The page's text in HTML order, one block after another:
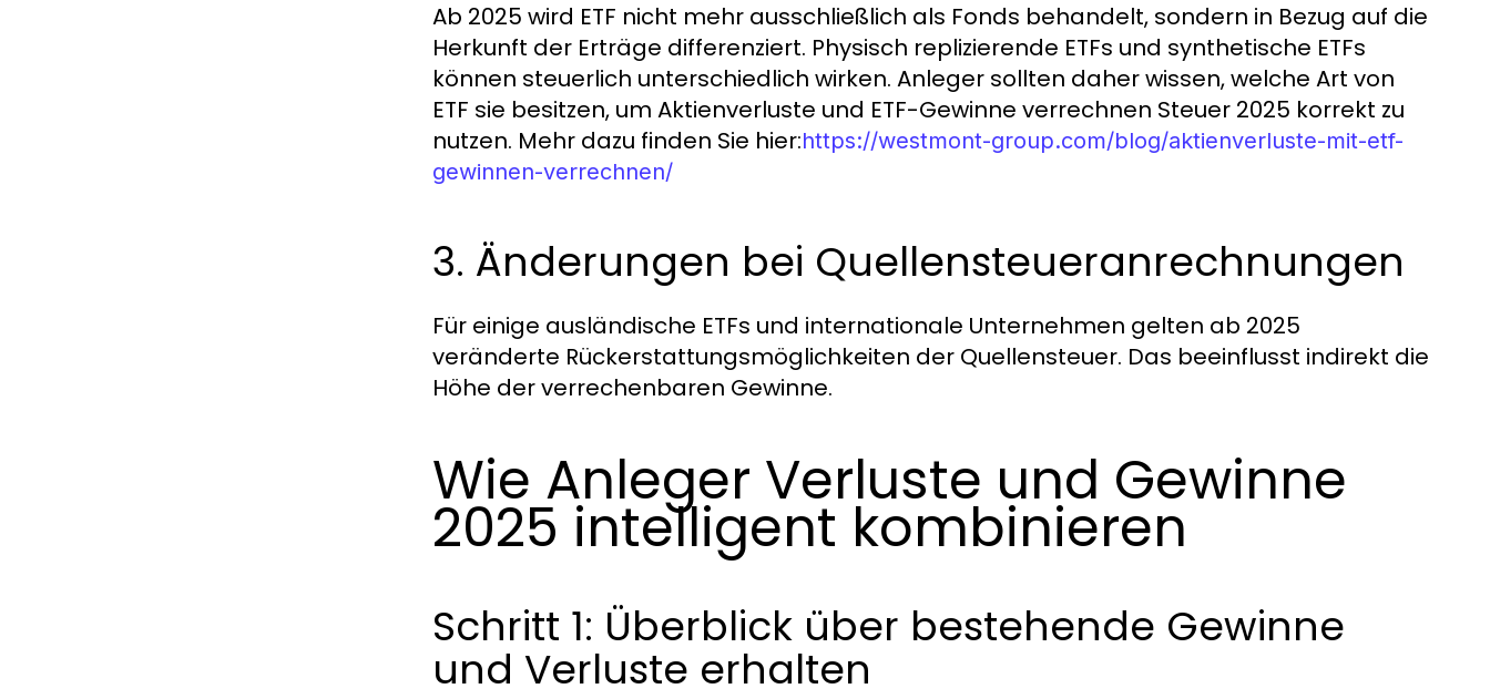
Ab 2025 wird ETF nicht mehr ausschließlich als Fonds behandelt, sondern in Bezug auf die
Herkunft der Erträge differenziert. Physisch replizierende ETFs und synthetische ETFs
können steuerlich unterschiedlich wirken. Anleger sollten daher wissen, welche Art von
ETF sie besitzen, um Aktienverluste und ETF-Gewinne verrechnen Steuer 2025 korrekt zu
nutzen. Mehr dazu finden Sie hier:https://westmont-group.com/blog/aktienverluste-mit-etf-
gewinnen-verrechnen/
3. Änderungen bei Quellensteueranrechnungen
Für einige ausländische ETFs und internationale Unternehmen gelten ab 2025
veränderte Rückerstattungsmöglichkeiten der Quellensteuer. Das beeinflusst indirekt die
Höhe der verrechenbaren Gewinne.
Wie Anleger Verluste und Gewinne
2025 intelligent kombinieren
Schritt 1: Überblick über bestehende Gewinne
und Verluste erhalten